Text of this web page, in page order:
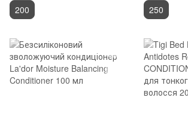
200 250